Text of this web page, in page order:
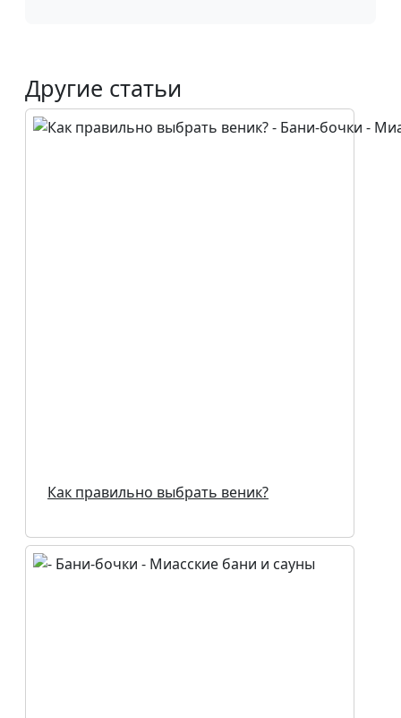
Другие статьи
Как правильно выбрать веник?